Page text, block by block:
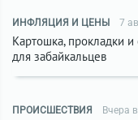
ИНФЛЯЦИЯ И ЦЕНЫ 7
Картошка, прокладки
для забайкальцев
ПРОИСШЕСТВИЯ Вчера